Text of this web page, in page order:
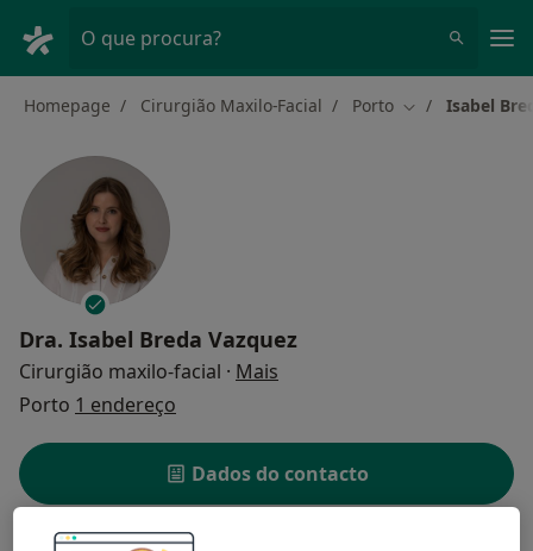
O que procura?
Homepage Cirurgião Maxilo-Facial Porto Mudar de
Isabel
Dra. Isabel Breda Vazquez
Cirurgião maxilo-facial · Mais
Porto 1 endereço
Dados do contacto
Solicite um atendimento